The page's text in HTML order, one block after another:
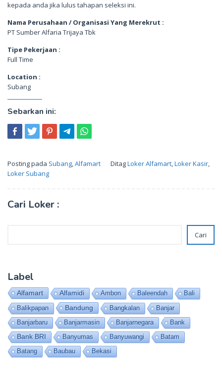
kepada anda jika lulus tahapan seleksi ini.
Nama Perusahaan / Organisasi Yang Merekrut :
PT Sumber Alfaria Trijaya Tbk
Tipe Pekerjaan :
Full Time
Location :
Subang
Sebarkan ini:
Posting pada Subang,Alfamart DitagLoker Alfamart,Loker Kasir,
Loker Subang
Cari Loker :
Cari
Label
Alfamart Alfamidi Ambon Baleendah
Bali
Balikpapan
Bandung Bangkalan
Banjar
Banjarbaru
Banjarmasin Banjarnegara
Bank
Bank BRI
Banyumas Banyuwangi
Batam
Batang
Baubau Bekasi